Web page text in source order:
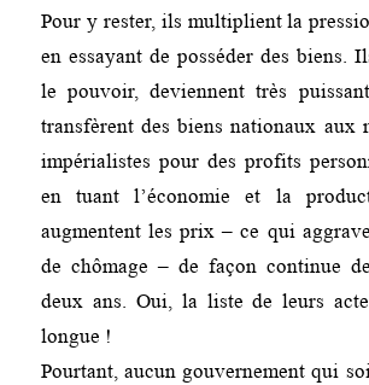
Pour y rester, ils multiplient la
en essayant de posséder des biens.
le pouvoir, deviennent très
transfèrent des biens nationaux aux
impérialistes pour des profits
en tuant l’économie et la
augmentent les prix – ce qui
de chômage – de façon continue
deux ans. Oui, la liste de leurs
longue !
Pourtant, aucun gouvernement qui